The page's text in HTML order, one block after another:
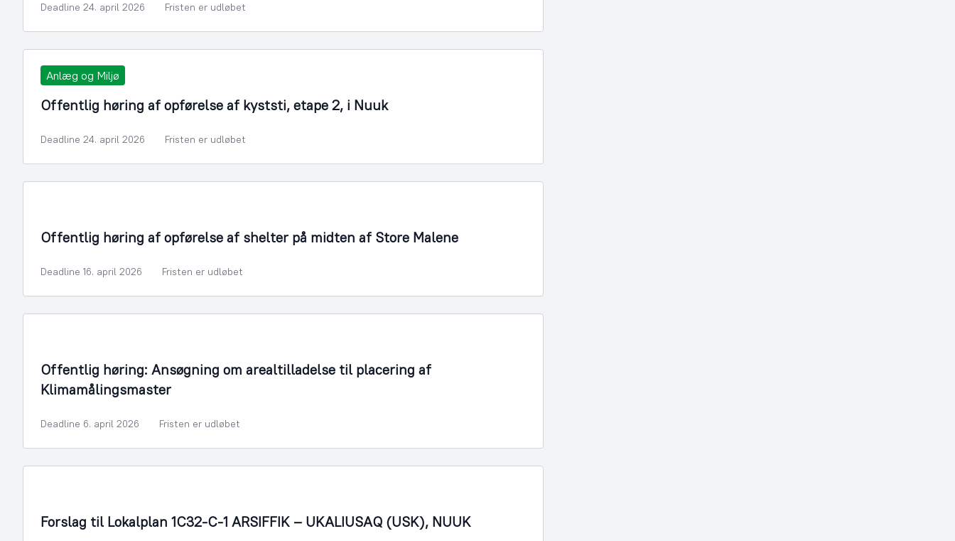
Deadline 24. april 2026 Fristen er udløbet
Anlæg og Miljø
Offentlig høring af opførelse af kyststi, etape 2, i Nuuk
Deadline 24. april 2026 Fristen er udløbet
Offentlig høring af opførelse af shelter på midten af Store Malene
Deadline 16. april 2026 Fristen er udløbet
Offentlig høring: Ansøgning om arealtilladelse til placering af
Klimamålingsmaster
Deadline 6. april 2026 Fristen er udløbet
Forslag til Lokalplan 1C32-C-1 ARSIFFIK – UKALIUSAQ (USK), NUUK